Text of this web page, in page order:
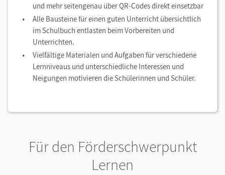
und mehr seitengenau über QR-Codes direkt einsetzbar
Alle Bausteine für einen guten Unterricht übersichtlich
im Schulbuch entlasten beim Vorbereiten und
Unterrichten.
Vielfältige Materialen und Aufgaben für verschiedene
Lernniveaus und unterschiedliche Interessen und
Neigungen motivieren die Schülerinnen und Schüler.
Für den Förderschwerpunkt
Lernen